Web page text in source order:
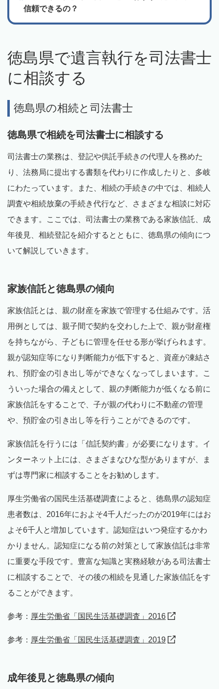
信頼できるの？
徳島県で遺言執行を司法書士
に相談する
徳島県の相続と司法書士
徳島県で相続を司法書士に相談する
司法書士の業務は、登記や供託手続きの代理人を務めた
り、法務局に提出する書類を代わりに作成したりと、多岐
にわたっています。また、相続の手続きの中では、相続人
調査や相続放棄の手続き代行など、さまざまな相談に対応
できます。ここでは、司法書士の業務である家族信託、成
年後見、相続登記を紹介するとともに、徳島県の傾向につ
いて解説していきます。
家族信託と徳島県の傾向
家族信託とは、親の財産を家族で管理する仕組みです。活
用例としては、親子間で契約を交わした上で、親が財産権
を持ちながら、子どもに管理を任せる形が挙げられます。
親が認知症等になり判断能力が低下すると、資産が凍結さ
れ、預貯金の引き出し等ができなくなってしまいます。こ
ういった場合の備えとして、親の判断能力が低くなる前に
家族信託をすることで、子が親の代わりに不動産の管理
や、預貯金の引き出し等を行うことができるのです。
家族信託を行うには「信託契約書」が必要になります。イ
ンターネット上には、さまざまなひな型がありますが、ま
ずは専門家に相談することをお勧めします。
厚生労働省の国民生活基礎調査によると、徳島県の認知症
患者数は、2016年におよそ4千人だったのが2019年にはお
よそ6千人と増加しています。認知症はいつ発症するかわ
かりません。認知症になる前の対策として家族信託は非常
に重要な手段です。豊富な知識と実務経験がある司法書士
に相談することで、その後の相続を見通した家族信託をす
ることができます。
参考： 厚生労働省「国民生活基礎調査」2016
参考： 厚生労働省「国民生活基礎調査」2019
成年後見と徳島県の傾向